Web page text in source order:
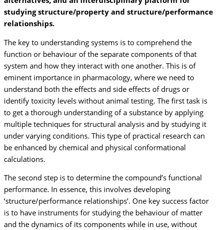
studying structure/property and structure/performance
relationships.
The key to understanding systems is to comprehend the
function or behaviour of the separate components of that
system and how they interact with one another. This is of
eminent importance in pharmacology, where we need to
understand both the effects and side effects of drugs or
identify toxicity levels without animal testing. The first task is
to get a thorough understanding of a substance by applying
multiple techniques for structural analysis and by studying it
under varying conditions. This type of practical research can
be enhanced by chemical and physical conformational
calculations.
The second step is to determine the compound’s functional
performance. In essence, this involves developing
‘structure/performance relationships’. One key success factor
is to have instruments for studying the behaviour of matter
and the dynamics of its components while in use, without